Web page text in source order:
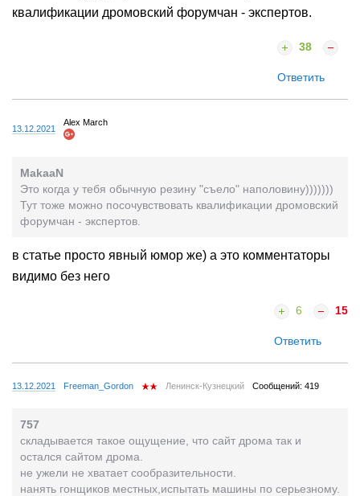
квалификации дромовский форумчан - экспертов.
38
Ответить
13.12.2021
Alex March
MakaaN
Это когда у тебя обычную резину "съело" наполовину)))))))
Тут тоже можно посочувствовать квалификации дромовский
форумчан - экспертов.
в статье просто явный юмор же) а это комментаторы
видимо без него
6 15
Ответить
13.12.2021 Freeman_Gordon Ленинск-Кузнецкий Сообщений: 419
757
складывается такое ощущение, что сайт дрома так и
остался сайтом дрома.
не ужели не хватает сообразительности.
нанять гонщиков местных,испытать машины по серьезному.